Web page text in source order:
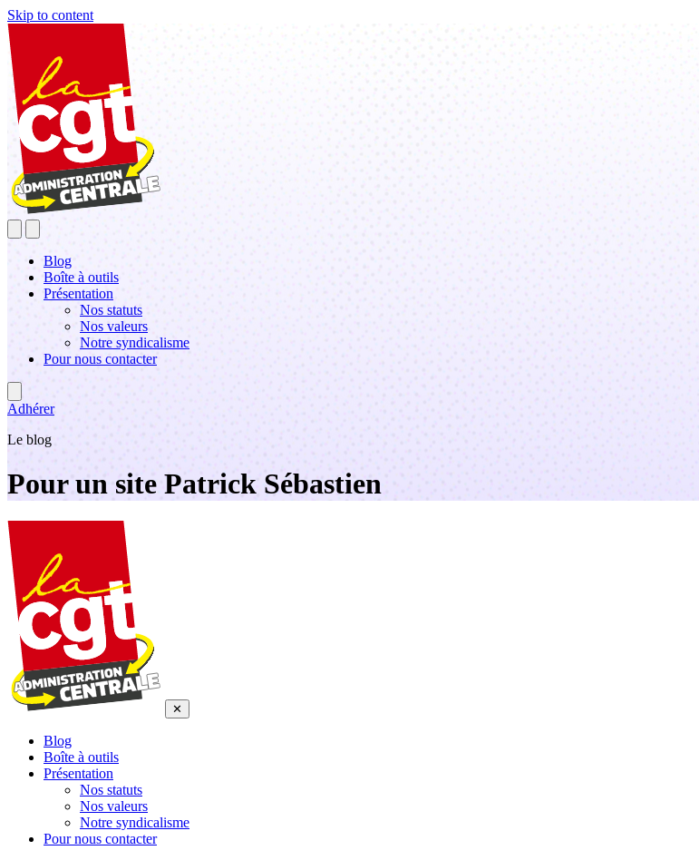
Skip to content
Blog
Boîte à outils
Présentation
Nos statuts
Nos valeurs
Notre syndicalisme
Pour nous contacter
Adhérer
Le blog
Pour un site Patrick Sébastien
✕
Blog
Boîte à outils
Présentation
Nos statuts
Nos valeurs
Notre syndicalisme
Pour nous contacter